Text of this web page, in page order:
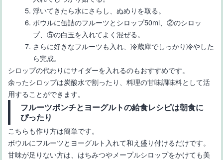
浮いてきたら水にさらし、ぬめりを取る。
ボウルに缶詰のフルーツとシロップ50ml、②のシロッ
プ、⑤の白玉を入れてよく混ぜる。
さらに好きなフルーツも入れ、冷蔵庫でしっかり冷やした
ら完成。
シロップの代わりにサイダーを入れるのもおすすめです。
余ったシロップは炭酸水で割ったり、料理の甘味調味料として活
用することができます。
フルーツポンチとヨーグルトの給食レシピは朝食に
ぴったり
こちらも作り方は簡単です。
ボウルにフルーツとヨーグルト入れて和え盛り付けるだけです。
甘味が足りない方は、はちみつやメープルシロップをかけても美